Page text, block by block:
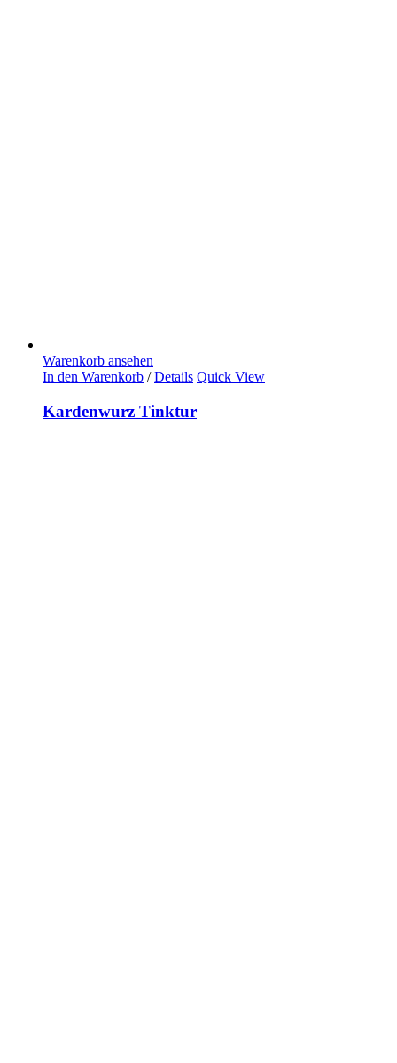
Warenkorb ansehen
In den Warenkorb / Details Quick View
Kardenwurz Tinktur